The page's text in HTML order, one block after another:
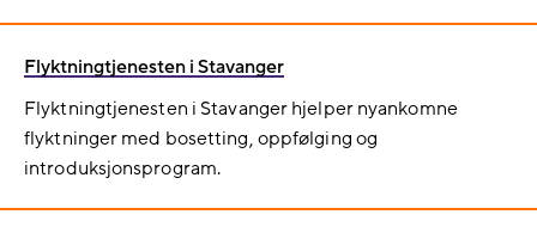
Flyktningtjenesten i Stavanger
Flyktningtjenesten i Stavanger hjelper nyankomne
flyktninger med bosetting, oppfølging og
introduksjonsprogram.